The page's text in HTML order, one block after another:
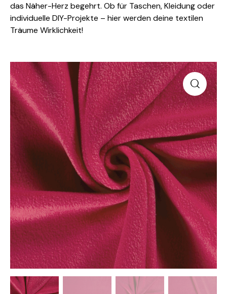
das Näher-Herz begehrt. Ob für Taschen, Kleidung oder
individuelle DIY-Projekte – hier werden deine textilen
Träume Wirklichkeit!